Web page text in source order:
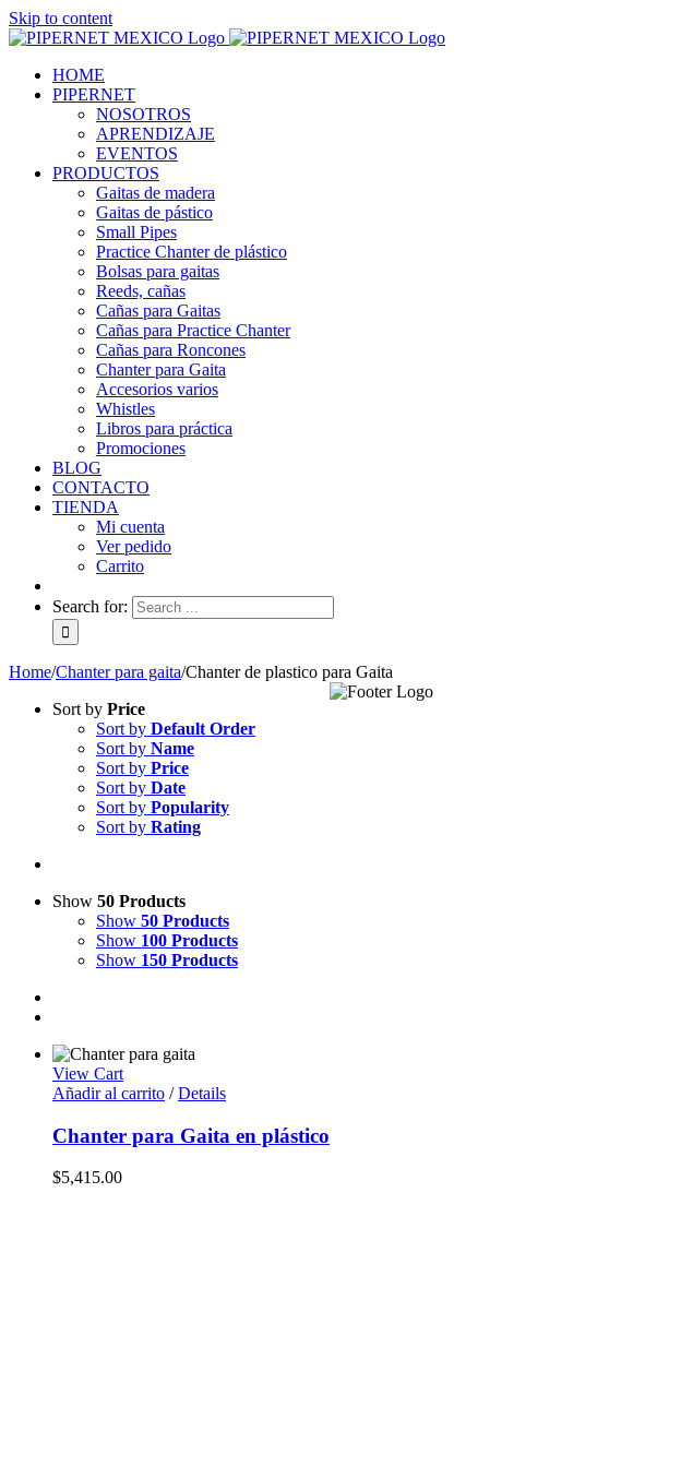
Skip to content
HOME
PIPERNET
NOSOTROS
APRENDIZAJE
EVENTOS
PRODUCTOS
Gaitas de madera
Gaitas de pástico
Small Pipes
Practice Chanter de plástico
Bolsas para gaitas
Reeds, cañas
Cañas para Gaitas
Cañas para Practice Chanter
Cañas para Roncones
Chanter para Gaita
Accesorios varios
Whistles
Libros para práctica
Promociones
BLOG
CONTACTO
TIENDA
Mi cuenta
Ver pedido
Carrito
Search for:
Home/Chanter para gaita/Chanter de plastico para Gaita
Sort by Price
Sort by Default Order
Sort by Name
Sort by Price
Sort by Date
Sort by Popularity
Sort by Rating
Show 50 Products
Show 50 Products
Show 100 Products
Show 150 Products
View Cart
Añadir al carrito / Details
Chanter para Gaita en plástico
$5,415.00